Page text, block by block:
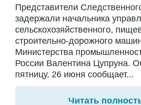
Представители
задержали начальника
сельскохозяйственного,
строительно-дорожного
Министерства
России Валентина Цупруна.
пятницу, 26 июня сообщает...
Читать